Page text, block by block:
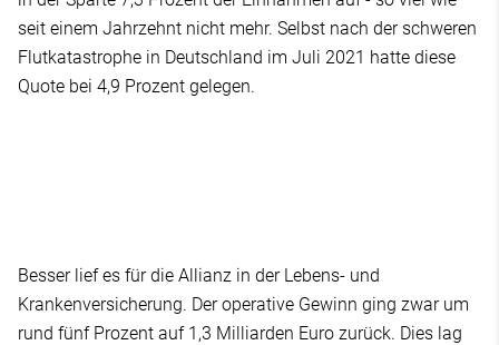
seit einem Jahrzehnt nicht mehr. Selbst nach der schweren
Flutkatastrophe in Deutschland im Juli 2021 hatte diese
Quote bei 4,9 Prozent gelegen.
Besser lief es für die Allianz in der Lebens- und
Krankenversicherung. Der operative Gewinn ging zwar um
rund fünf Prozent auf 1,3 Milliarden Euro zurück. Dies lag